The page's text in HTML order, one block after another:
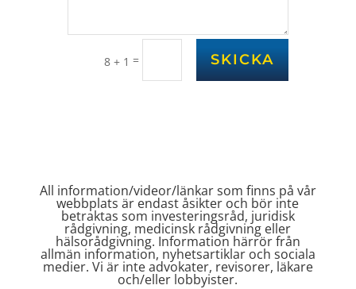
8 + 1 = SKICKA
All information/videor/länkar som finns på vår
webbplats är endast åsikter och bör inte
betraktas som investeringsråd, juridisk
rådgivning, medicinsk rådgivning eller
hälsorådgivning. Information härrör från
allmän information, nyhetsartiklar och sociala
medier. Vi är inte advokater, revisorer, läkare
och/eller lobbyister.